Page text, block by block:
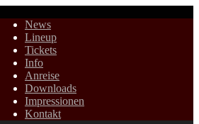
News
Lineup
Tickets
Info
Anreise
Downloads
Impressionen
Kontakt